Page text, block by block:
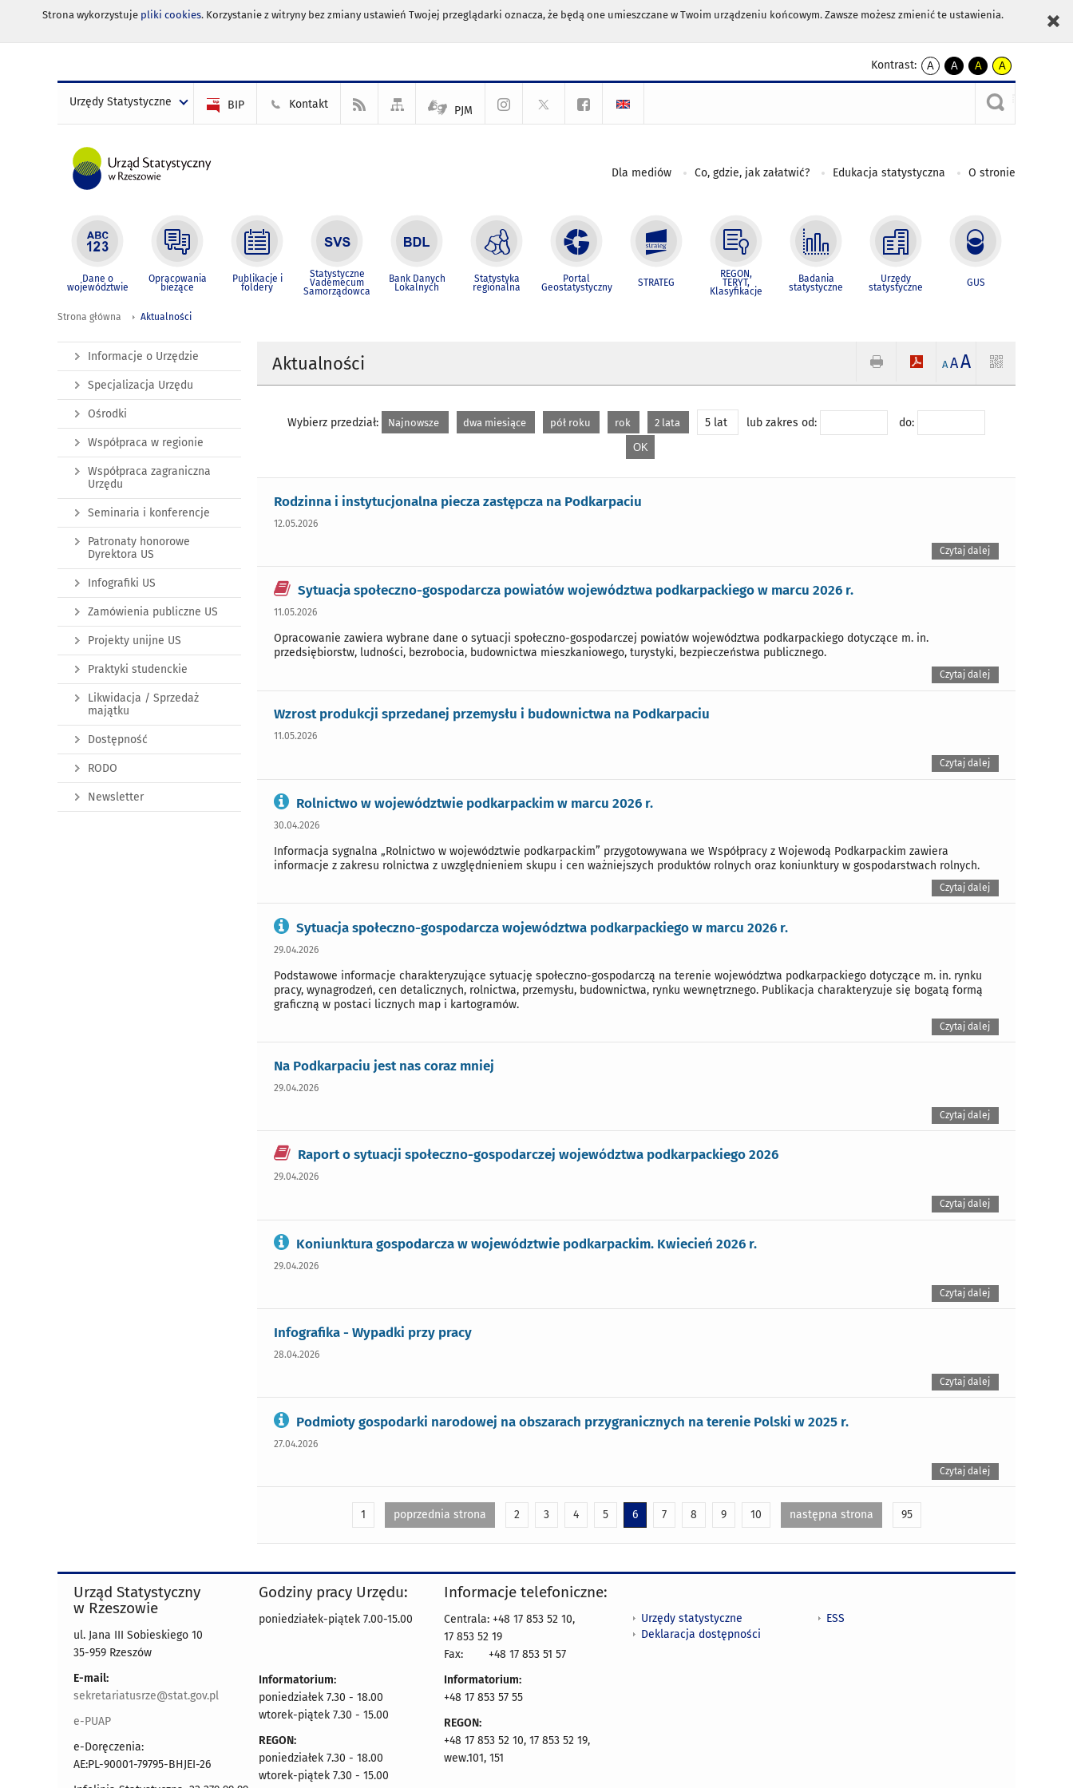
Strona wykorzystuje pliki cookies. Korzystanie z witryny bez zmiany ustawień Twojej przeglądarki oznacza, że będą one umieszczane w Twoim urządzeniu końcowym. Zawsze możesz zmienić te ustawienia.
Kontrast:
A
kontrast
A
kontrast
czarnym
A
kontrast
żółty
tekst
czarnym
A
kontrast
czarny
tekst
żółtym
Urzędy Statystyczne BIP Kontakt PJM
Dla mediów Co, gdzie, jak załatwić? Edukacja statystyczna O stronie
Dane o
województwie
Opracowania
bieżące
Publikacje i
foldery
Statystyczne
Vademecum
Samorządowca
Bank Danych
Lokalnych
Statystyka
regionalna
Portal
Geostatystyczny STRATEG
REGON,
TERYT,
Klasyfikacje
Badania
statystyczne
Urzędy
statystyczne GUS
Strona główna Aktualności
Aktualności A AA
Wybierz przedział: Najnowsze dwa miesiące pół roku rok 2 lata 5 lat lub zakres od: do:
Rodzinna i instytucjonalna piecza zastępcza na Podkarpaciu
12.05.2026
Czytaj dalej
Sytuacja społeczno-gospodarcza powiatów województwa podkarpackiego w marcu 2026 r.
11.05.2026
Opracowanie zawiera wybrane dane o sytuacji społeczno-gospodarczej powiatów województwa podkarpackiego dotyczące m. in.
przedsiębiorstw, ludności, bezrobocia, budownictwa mieszkaniowego, turystyki, bezpieczeństwa publicznego.
Czytaj dalej
Wzrost produkcji sprzedanej przemysłu i budownictwa na Podkarpaciu
11.05.2026
Czytaj dalej
Rolnictwo w województwie podkarpackim w marcu 2026 r.
30.04.2026
Informacja sygnalna „Rolnictwo w województwie podkarpackim” przygotowywana we Współpracy z Wojewodą Podkarpackim zawiera
informacje z zakresu rolnictwa z uwzględnieniem skupu i cen ważniejszych produktów rolnych oraz koniunktury w gospodarstwach rolnych.
Czytaj dalej
Sytuacja społeczno-gospodarcza województwa podkarpackiego w marcu 2026 r.
29.04.2026
Podstawowe informacje charakteryzujące sytuację społeczno-gospodarczą na terenie województwa podkarpackiego dotyczące m. in. rynku
pracy, wynagrodzeń, cen detalicznych, rolnictwa, przemysłu, budownictwa, rynku wewnętrznego. Publikacja charakteryzuje się bogatą formą
graficzną w postaci licznych map i kartogramów.
Czytaj dalej
Na Podkarpaciu jest nas coraz mniej
29.04.2026
Czytaj dalej
Raport o sytuacji społeczno-gospodarczej województwa podkarpackiego 2026
29.04.2026
Czytaj dalej
Koniunktura gospodarcza w województwie podkarpackim. Kwiecień 2026 r.
29.04.2026
Czytaj dalej
Infografika - Wypadki przy pracy
28.04.2026
Czytaj dalej
Podmioty gospodarki narodowej na obszarach przygranicznych na terenie Polski w 2025 r.
27.04.2026
Czytaj dalej
1 poprzednia strona 2 3 4 5 6 7 8 9 10 następna strona 95
Informacje o Urzędzie
Specjalizacja Urzędu
Ośrodki
Współpraca w regionie
Współpraca zagraniczna
Urzędu
Seminaria i konferencje
Patronaty honorowe
Dyrektora US
Infografiki US
Zamówienia publiczne US
Projekty unijne US
Praktyki studenckie
Likwidacja / Sprzedaż
majątku
Dostępność
RODO
Newsletter
Urząd Statystyczny
w Rzeszowie
ul. Jana III Sobieskiego 10
35-959 Rzeszów
E-mail:
sekretariatusrze@stat.gov.pl
e-PUAP
e-Doręczenia:
AE:PL-90001-79795-BHJEI-26
Godziny pracy Urzędu:
poniedziałek-piątek 7.00-15.00
Informatorium:
poniedziałek 7.30 - 18.00
wtorek-piątek 7.30 - 15.00
REGON:
poniedziałek 7.30 - 18.00
wtorek-piątek 7.30 - 15.00
Informacje telefoniczne:
Centrala: +48 17 853 52 10,
17 853 52 19
Fax:
+48 17 853 51 57
Informatorium:
+48 17 853 57 55
REGON:
+48 17 853 52 10, 17 853 52 19,
wew.101, 151
Urzędy statystyczne
Deklaracja dostępności
ESS